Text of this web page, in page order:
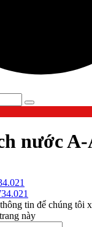
nước A-
tin để chúng tôi
này